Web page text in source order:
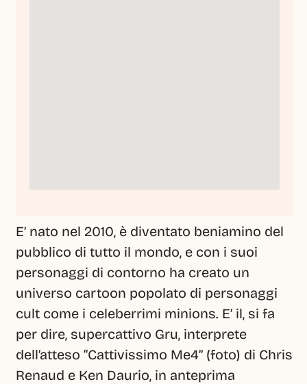
E’ nato nel 2010, è diventato beniamino del
pubblico di tutto il mondo, e con i suoi
personaggi di contorno ha creato un
universo cartoon popolato di personaggi
cult come i celeberrimi minions. E’ il, si fa
per dire, supercattivo Gru, interprete
dell’atteso “Cattivissimo Me4” (foto) di Chris
Renaud e Ken Daurio, in anteprima